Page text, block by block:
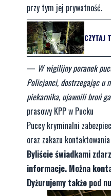
przy tym jej prywatność.
CZYTAJ
— W wigilijny poranek
Policjanci, dostrzegając u
piekarnika, ujawnili broń
prasowy KPP w Pucku
Puccy kryminalni
oraz zakazu
Byliście świadkami
informacje. Można
Dyżurujemy także pod